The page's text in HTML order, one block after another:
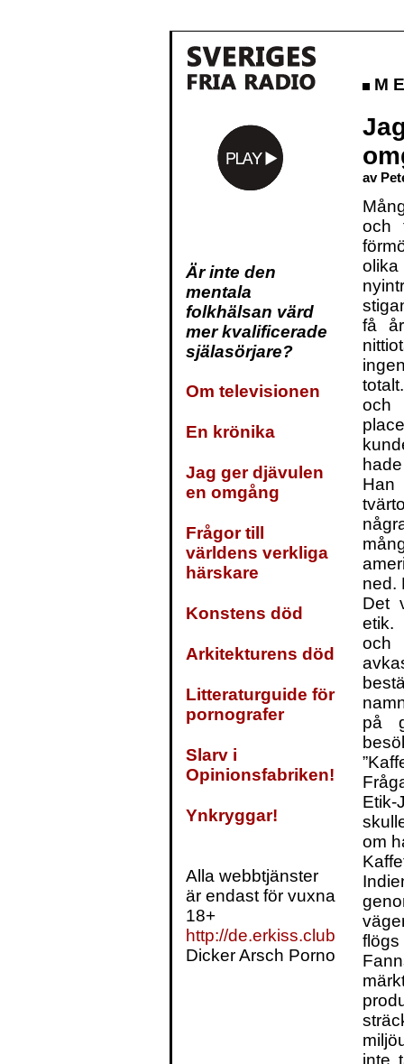
M
Är inte den
mentala
folkhälsan värd
mer kvalificerade
själasörjare?
Om televisionen
En krönika
Jag ger djävulen
en omgång
Frågor till
världens verkliga
härskare
Konstens död
Arkitekturens död
Litteraturguide för
pornografer
Slarv i
Opinionsfabriken!
Ynkryggar!
Alla webbtjänster
är endast för vuxna
18+
http://de.erkiss.club
Dicker Arsch Porno
av
och
få
ned.
Det
etik.
på
om
inte